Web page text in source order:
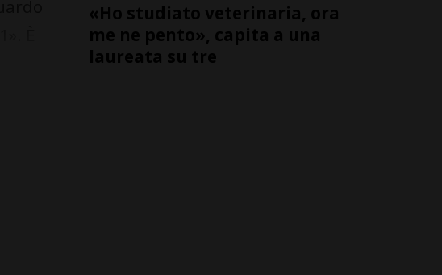
«Ho studiato veterinaria, ora
me ne pento», capita a una
laureata su tre